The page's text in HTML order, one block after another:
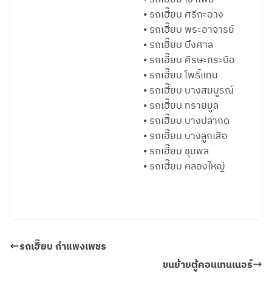
⦁ รถเฮี๊ยบ ศรีกะอาง
⦁ รถเฮี๊ยบ พระอาจารย์
⦁ รถเฮี๊ยบ บึงศาล
⦁ รถเฮี๊ยบ ศีรษะกระบือ
⦁ รถเฮี๊ยบ โพธิ์แทน
⦁ รถเฮี๊ยบ บางสมบูรณ์
⦁ รถเฮี๊ยบ ทรายมูล
⦁ รถเฮี๊ยบ บางปลากด
⦁ รถเฮี๊ยบ บางลูกเสือ
⦁ รถเฮี๊ยบ ชุมพล
⦁ รถเฮี๊ยบ คลองใหญ่
รถเฮี๊ยบ กำแพงเพชร
ขนย้ายตู้คอนเทนเนอร์